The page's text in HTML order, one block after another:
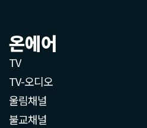
온에어
TV
TV-오디오
울림채널
불교채널